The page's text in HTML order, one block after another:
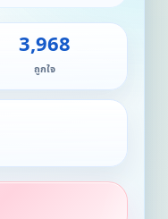
3,968
ถูกใจ